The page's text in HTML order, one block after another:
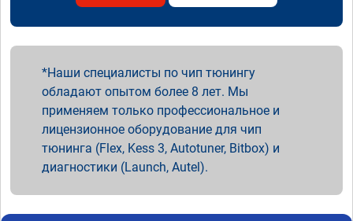
Наши специалисты по чип тюнингу
обладают опытом более 8 лет. Мы
применяем только профессиональное и
лицензионное оборудование для чип
тюнинга (Flex, Kess 3, Autotuner, Bitbox) и
диагностики (Launch, Autel).